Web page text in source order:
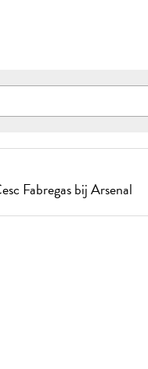
Fabregas bij Arsenal